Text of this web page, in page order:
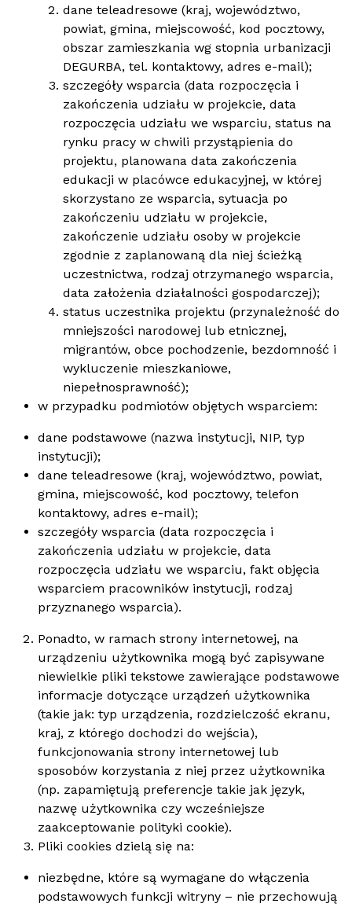
dane teleadresowe (kraj, województwo,
powiat, gmina, miejscowość, kod pocztowy,
obszar zamieszkania wg stopnia urbanizacji
DEGURBA, tel. kontaktowy, adres e-mail);
szczegóły wsparcia (data rozpoczęcia i
zakończenia udziału w projekcie, data
rozpoczęcia udziału we wsparciu, status na
rynku pracy w chwili przystąpienia do
projektu, planowana data zakończenia
edukacji w placówce edukacyjnej, w której
skorzystano ze wsparcia, sytuacja po
zakończeniu udziału w projekcie,
zakończenie udziału osoby w projekcie
zgodnie z zaplanowaną dla niej ścieżką
uczestnictwa, rodzaj otrzymanego wsparcia,
data założenia działalności gospodarczej);
status uczestnika projektu (przynależność do
mniejszości narodowej lub etnicznej,
migrantów, obce pochodzenie, bezdomność i
wykluczenie mieszkaniowe,
niepełnosprawność);
w przypadku podmiotów objętych wsparciem:
dane podstawowe (nazwa instytucji, NIP, typ
instytucji);
dane teleadresowe (kraj, województwo, powiat,
gmina, miejscowość, kod pocztowy, telefon
kontaktowy, adres e-mail);
szczegóły wsparcia (data rozpoczęcia i
zakończenia udziału w projekcie, data
rozpoczęcia udziału we wsparciu, fakt objęcia
wsparciem pracowników instytucji, rodzaj
przyznanego wsparcia).
Ponadto, w ramach strony internetowej, na
urządzeniu użytkownika mogą być zapisywane
niewielkie pliki tekstowe zawierające podstawowe
informacje dotyczące urządzeń użytkownika
(takie jak: typ urządzenia, rozdzielczość ekranu,
kraj, z którego dochodzi do wejścia),
funkcjonowania strony internetowej lub
sposobów korzystania z niej przez użytkownika
(np. zapamiętują preferencje takie jak język,
nazwę użytkownika czy wcześniejsze
zaakceptowanie polityki cookie).
Pliki cookies dzielą się na:
niezbędne, które są wymagane do włączenia
podstawowych funkcji witryny – nie przechowują